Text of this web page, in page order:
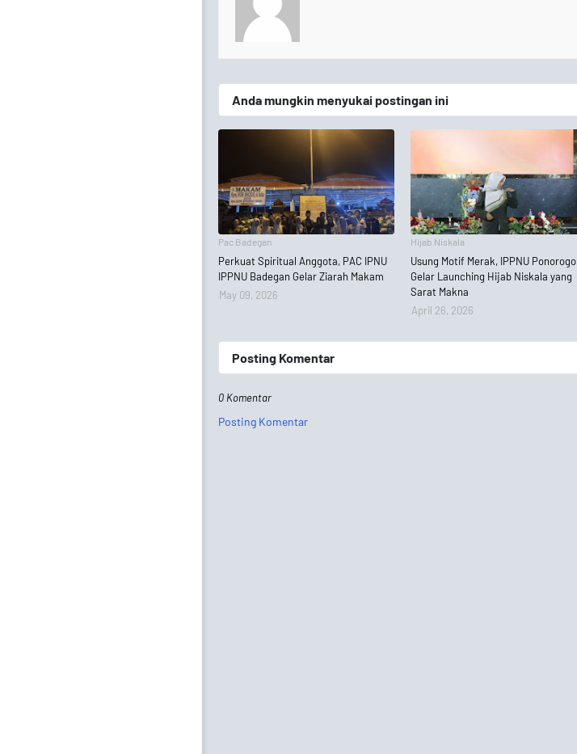
Anda mungkin menyukai postingan ini
Pac Badegan
Perkuat Spiritual Anggota, PAC IPNU
IPPNU Badegan Gelar Ziarah Makam
May 09, 2026
Hijab Niskala
Usung Motif Merak, IPPNU Ponorogo
Gelar Launching Hijab Niskala yang
Sarat Makna
April 26, 2026
Posting Komentar
0 Komentar
Posting Komentar